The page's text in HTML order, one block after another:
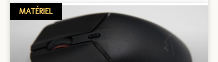
MATÉRIEL